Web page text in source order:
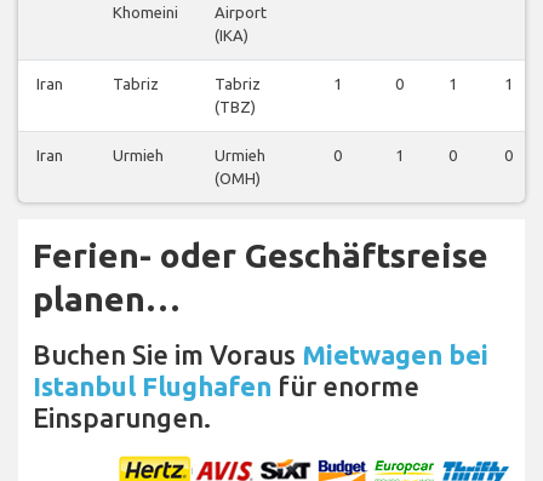
Khomeini
Airport
(IKA)
Iran Tabriz
Tabriz
(TBZ)
1 0 1 1
Iran Urmieh
Urmieh
(OMH)
0 1 0 0
Ferien- oder Geschäftsreise
planen…
Buchen Sie im Voraus Mietwagen bei
Istanbul Flughafen für enorme
Einsparungen.